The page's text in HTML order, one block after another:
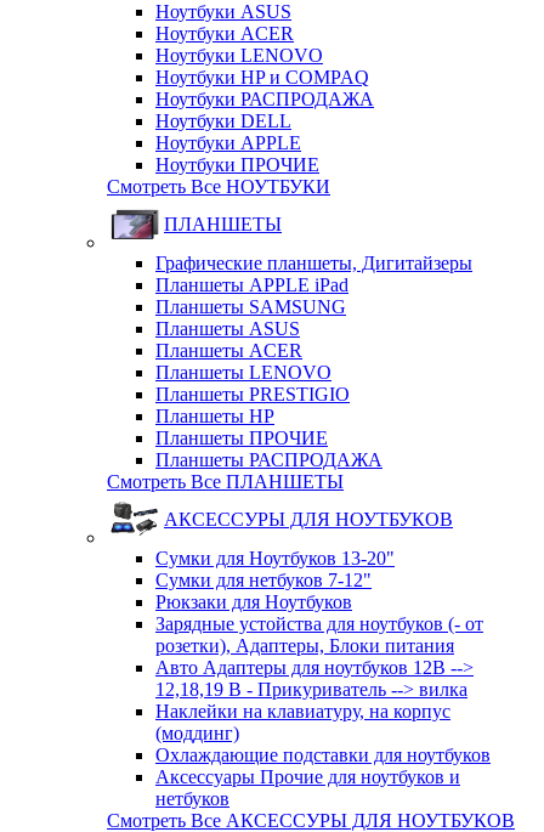
Ноутбуки ASUS
Ноутбуки ACER
Ноутбуки LENOVO
Ноутбуки HP и COMPAQ
Ноутбуки РАСПРОДАЖА
Ноутбуки DELL
Ноутбуки APPLE
Ноутбуки ПРОЧИЕ
Смотреть Все НОУТБУКИ
ПЛАНШЕТЫ
Графические планшеты, Дигитайзеры
Планшеты APPLE iPad
Планшеты SAMSUNG
Планшеты ASUS
Планшеты ACER
Планшеты LENOVO
Планшеты PRESTIGIO
Планшеты HP
Планшеты ПРОЧИЕ
Планшеты РАСПРОДАЖА
Смотреть Все ПЛАНШЕТЫ
АКСЕССУРЫ ДЛЯ НОУТБУКОВ
Сумки для Ноутбуков 13-20"
Сумки для нетбуков 7-12"
Рюкзаки для Ноутбуков
Зарядные устойства для ноутбуков (- от
розетки), Адаптеры, Блоки питания
Авто Адаптеры для ноутбуков 12В -->
12,18,19 В - Прикуриватель --> вилка
Наклейки на клавиатуру, на корпус
(моддинг)
Охлаждающие подставки для ноутбуков
Аксессуары Прочие для ноутбуков и
нетбуков
Смотреть Все АКСЕССУРЫ ДЛЯ НОУТБУКОВ